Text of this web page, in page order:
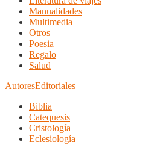
Manualidades
Multimedia
Otros
Poesia
Regalo
Salud
AutoresEditoriales
Biblia
Catequesis
Cristología
Eclesiología